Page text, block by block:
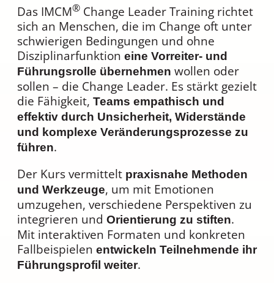
Das IMCM® Change Leader Training richtet
sich an Menschen, die im Change oft unter
schwierigen Bedingungen und ohne
Disziplinarfunktion eine Vorreiter- und
Führungsrolle übernehmen wollen oder
sollen – die Change Leader. Es stärkt gezielt
die Fähigkeit, Teams empathisch und
effektiv durch Unsicherheit, Widerstände
und komplexe Veränderungsprozesse zu
führen.
Der Kurs vermittelt praxisnahe Methoden
und Werkzeuge, um mit Emotionen
umzugehen, verschiedene Perspektiven zu
integrieren und Orientierung zu stiften.
Mit interaktiven Formaten und konkreten
Fallbeispielen entwickeln Teilnehmende ihr
Führungsprofil weiter.